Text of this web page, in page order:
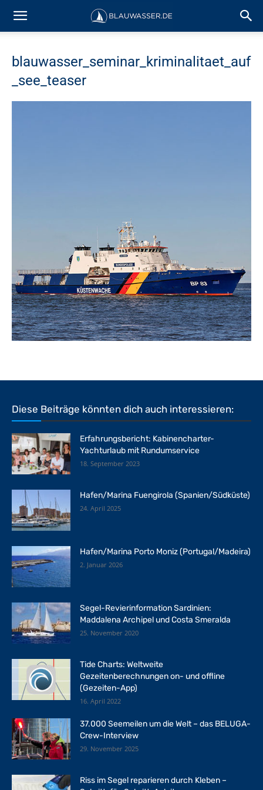
blauwasser_seminar_kriminalitaet_auf
_see_teaser
Diese Beiträge könnten dich auch interessieren:
Erfahrungsbericht: Kabinencharter-
Yachturlaub mit Rundumservice
18. September 2023
Hafen/Marina Fuengirola (Spanien/Südküste)
24. April 2025
Hafen/Marina Porto Moniz (Portugal/Madeira)
2. Januar 2026
Segel-Revierinformation Sardinien:
Maddalena Archipel und Costa Smeralda
25. November 2020
Tide Charts: Weltweite
Gezeitenberechnungen on- und offline
(Gezeiten-App)
16. April 2022
37.000 Seemeilen um die Welt – das BELUGA-
Crew-Interview
29. November 2025
Riss im Segel reparieren durch Kleben –